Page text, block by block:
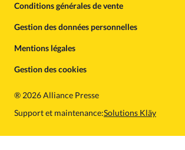
Conditions générales de vente
Gestion des données personnelles
Mentions légales
Gestion des cookies
®2026 Alliance Presse
Support et maintenance:Solutions Kläy